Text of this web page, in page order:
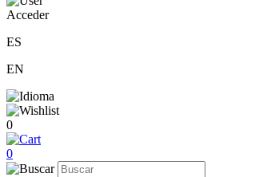
Acceder
ES
EN
0
0